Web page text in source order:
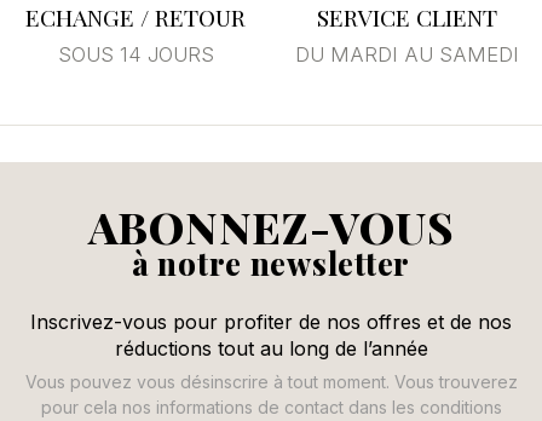
ECHANGE / RETOUR
SOUS 14 JOURS
SERVICE CLIENT
DU MARDI AU SAMEDI
ABONNEZ-VOUS
à notre newsletter
Inscrivez-vous pour profiter de nos offres et de nos
réductions tout au long de l’année
Vous pouvez vous désinscrire à tout moment. Vous trouverez
pour cela nos informations de contact dans les conditions